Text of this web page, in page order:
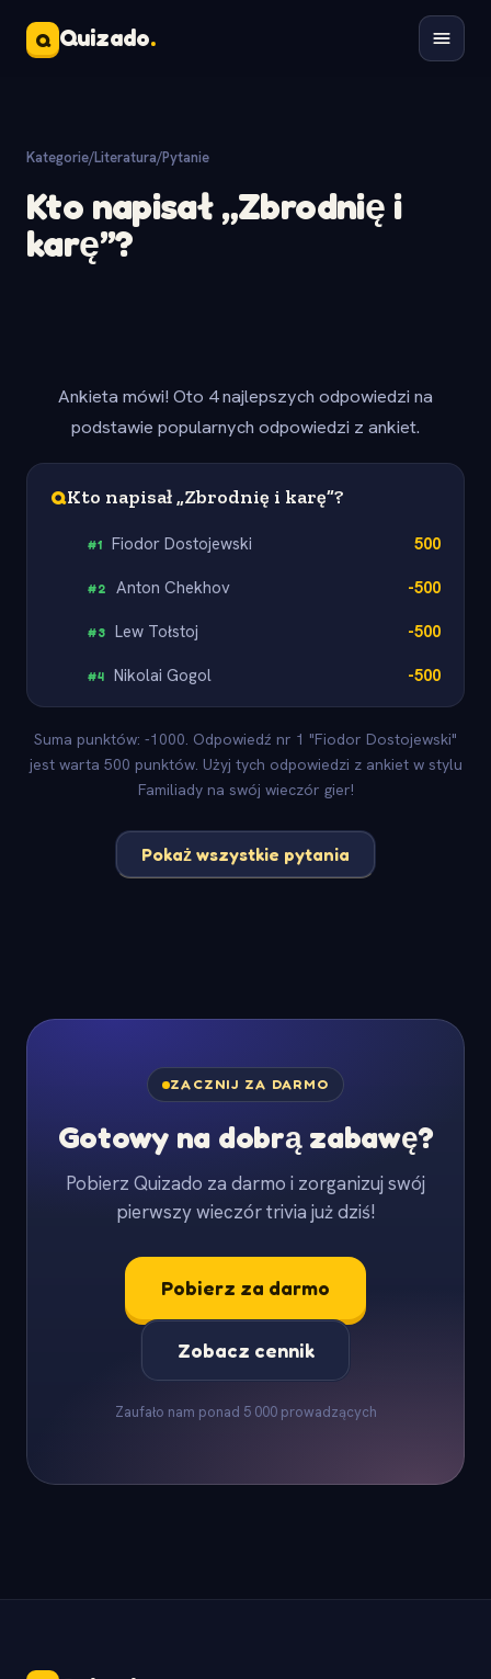
Q Quizado.
Kategorie/Literatura/Pytanie
Kto napisał „Zbrodnię i
karę”?
Ankieta mówi! Oto 4 najlepszych odpowiedzi na
podstawie popularnych odpowiedzi z ankiet.
QKto napisał „Zbrodnię i karę”?
#1 Fiodor Dostojewski 500
#2 Anton Chekhov -500
#3 Lew Tołstoj -500
#4 Nikolai Gogol -500
Suma punktów: -1000. Odpowiedź nr 1 "Fiodor Dostojewski"
jest warta 500 punktów. Użyj tych odpowiedzi z ankiet w stylu
Familiady na swój wieczór gier!
Pokaż wszystkie pytania
ZACZNIJ ZA DARMO
Gotowy na dobrą zabawę?
Pobierz Quizado za darmo i zorganizuj swój
pierwszy wieczór trivia już dziś!
Pobierz za darmo
Zobacz cennik
Zaufało nam ponad 5 000 prowadzących